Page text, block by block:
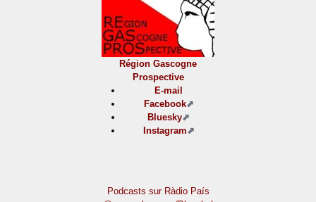
Région Gascogne
Prospective
E-mail
Facebook
Bluesky
Instagram
Podcasts sur Ràdio País